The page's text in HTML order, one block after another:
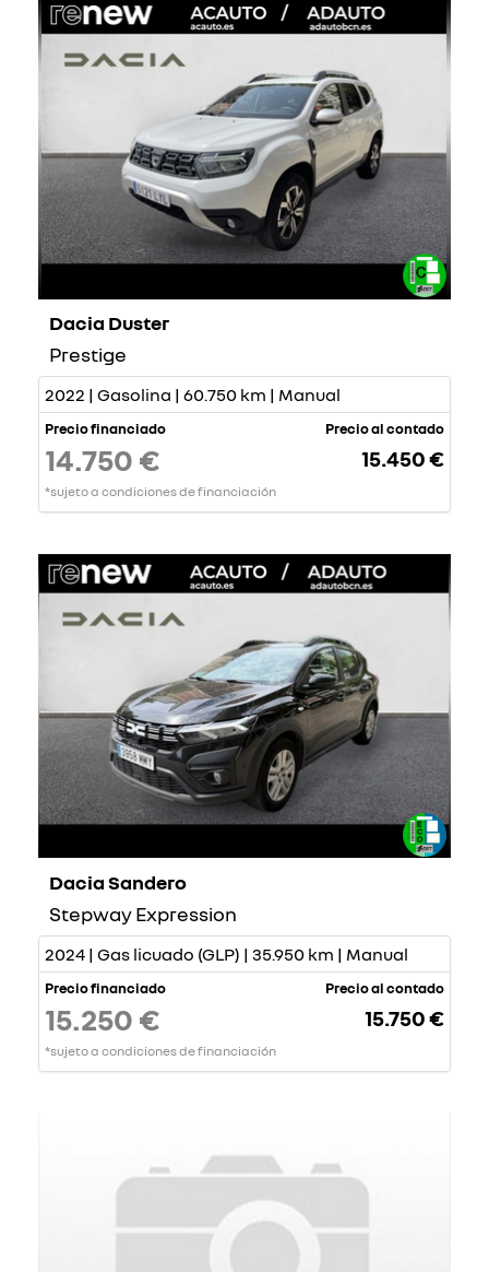
Dacia Duster
Prestige
2022 | Gasolina | 60.750 km | Manual
Precio financiado
14.750 €
*sujeto a condiciones de financiación
Precio al contado
15.450 €
Dacia Sandero
Stepway Expression
2024 | Gas licuado (GLP) | 35.950 km | Manual
Precio financiado
15.250 €
*sujeto a condiciones de financiación
Precio al contado
15.750 €